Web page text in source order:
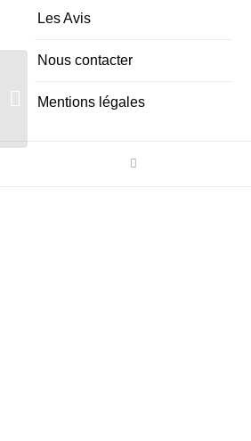
Les Avis
Nous contacter
Mentions légales
en Equipe de Niveau 2